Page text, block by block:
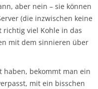
aber nein – sie können
(die inzwischen keine
viel Kohle in das
mit dem sinnieren über
haben, bekommt man ein
mit ein bisschen